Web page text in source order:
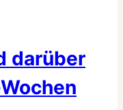
darüber